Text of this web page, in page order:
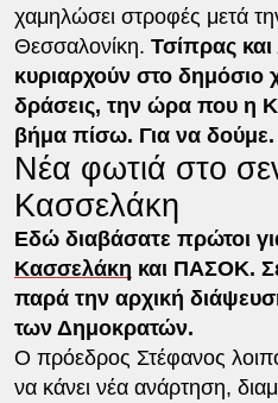
χαμηλώσει στροφές μετά
Θεσσαλονίκη. Τσίπρας
κυριαρχούν στο δημόσιο
δράσεις, την ώρα που η
βήμα πίσω. Για να δούμε.
Νέα φωτιά στο
Κασσελάκη
Εδώ διαβάσατε πρώτοι
Κασσελάκη και ΠΑΣΟΚ.
παρά την αρχική
των Δημοκρατών.
Ο πρόεδρος Στέφανος
να κάνει νέα ανάρτηση,